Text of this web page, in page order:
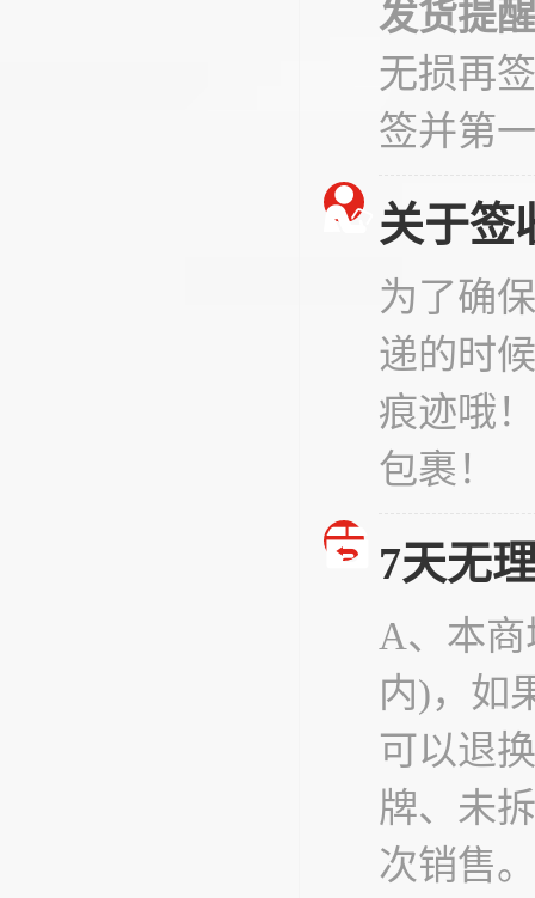
发货提醒
无损再
签并第
关于签
为了确
递的时
痕迹哦
包裹！
7天无
A、本
内)，如
可以退
牌、未
次销售。